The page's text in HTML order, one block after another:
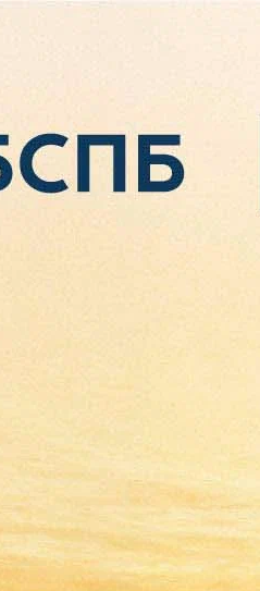
выпуска
«Игры